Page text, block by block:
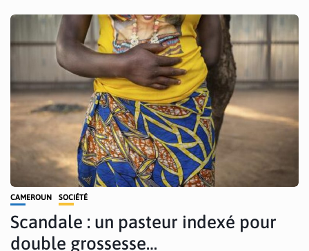
CAMEROUN SOCIÉTÉ
Scandale : un pasteur indexé pour
double grossesse…